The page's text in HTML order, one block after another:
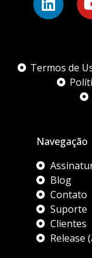
Termos de
Navegação
Blog
Contato
Suporte
Clientes
Release